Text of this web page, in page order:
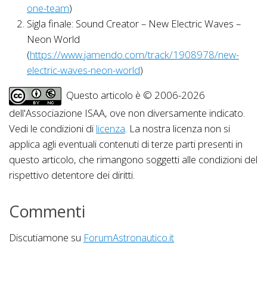
one-team)
Sigla finale: Sound Creator – New Electric Waves –
Neon World
(https://www.jamendo.com/track/1908978/new-
electric-waves-neon-world)
Questo articolo è © 2006-2026
dell'Associazione ISAA, ove non diversamente indicato.
Vedi le condizioni di licenza . La nostra licenza non si
applica agli eventuali contenuti di terze parti presenti in
questo articolo, che rimangono soggetti alle condizioni del
rispettivo detentore dei diritti.
Commenti
Discutiamone su ForumAstronautico.it